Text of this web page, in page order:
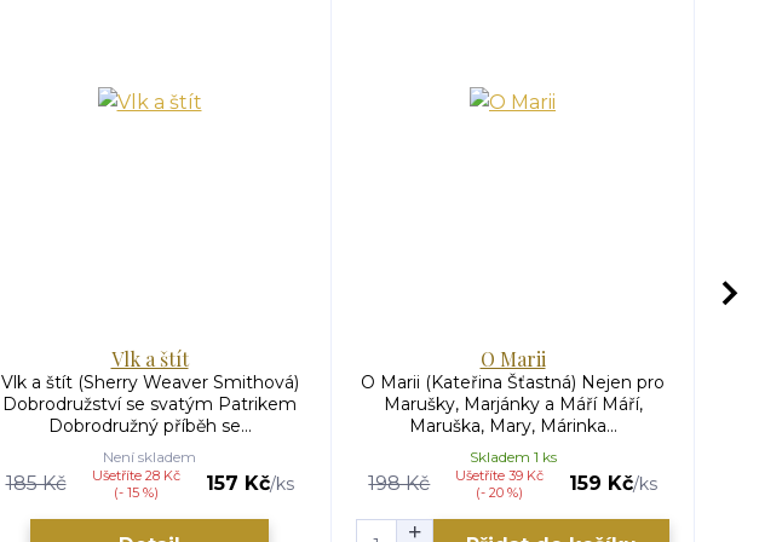
Vlk a štít
Vlk a štít (Sherry Weaver Smithová)
Dobrodružství se svatým Patrikem
Dobrodružný příběh se...
185 Kč
Ušetříte 28 Kč
(- 15 %)
157 Kč/ks
Není skladem
O Marii
O Marii (Kateřina Šťastná) Nejen pro
Marušky, Marjánky a Máří Máří,
Maruška, Mary, Márinka...
198 Kč
Ušetříte 39 Kč
(- 20 %)
159 Kč/ks
Skladem 1 ks